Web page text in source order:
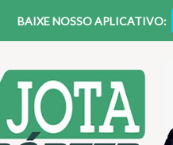
BAIXE NOSSO APLICATIVO: